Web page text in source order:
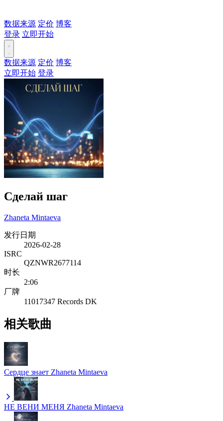
数据来源 定价 博客
登录 立即开始
数据来源 定价 博客
立即开始 登录
Сделай шаг
Zhaneta Mintaeva
发行日期
2026-02-28
ISRC
QZNWR2677114
时长
2:06
厂牌
11017347 Records DK
相关歌曲
Сердце знает Zhaneta Mintaeva
НЕ ВЕНИ МЕНЯ Zhaneta Mintaeva